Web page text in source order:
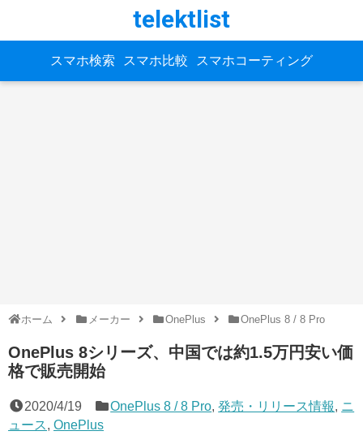
telektlist
スマホ検索 スマホ比較 スマホコーティング
ホーム メーカー OnePlus OnePlus 8 / 8 Pro
OnePlus 8シリーズ、中国では約1.5万円安い価
格で販売開始
2020/4/19 OnePlus 8 / 8 Pro,発売・リリース情報, ニ
ュース, OnePlus